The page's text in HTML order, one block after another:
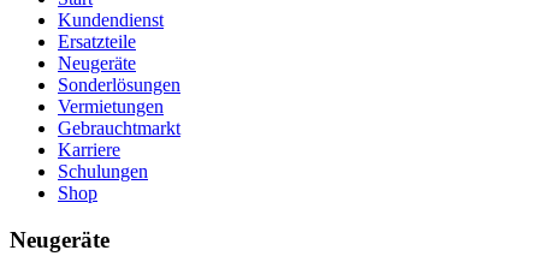
Kundendienst
Ersatzteile
Neugeräte
Sonderlösungen
Vermietungen
Gebrauchtmarkt
Karriere
Schulungen
Shop
Neugeräte